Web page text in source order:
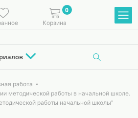
0
Корзина
работа
методической работы в начальной школе.
работы начальной школы"